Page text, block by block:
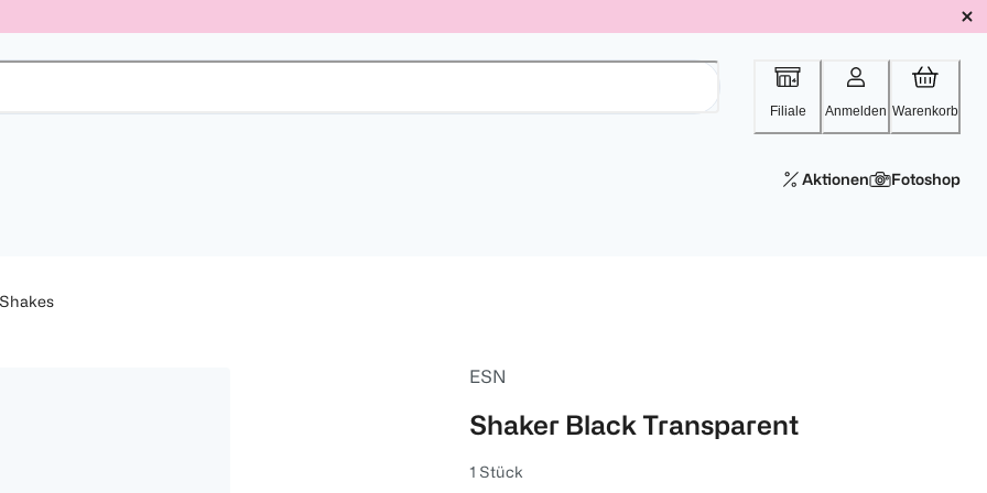
Filiale Anmelden Warenkorb
Aktionen Fotoshop
ESN
Shaker Black Transparent
1 Stück